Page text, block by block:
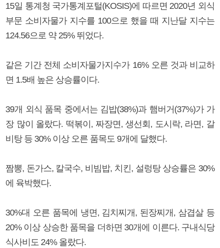
15일 통계청 국가통계포털(KOSIS)에 따르면 2020년 외식
부문 소비자물가 지수를 100으로 했을 때 지난달 지수는
124.56으로 약 25% 뛰었다.
같은 기간 전체 소비자물가지수가 16% 오른 것과 비교하
면 1.5배 높은 상승률이다.
39개 외식 품목 중에서는 김밥(38%)과 햄버거(37%)가 가
장 많이 올랐다. 떡볶이, 짜장면, 생선회, 도시락, 라면, 갈
비탕 등 30% 이상 오른 품목도 9개에 달했다.
짬뽕, 돈가스, 칼국수, 비빔밥, 치킨, 설렁탕 상승률은 30%
에 육박했다.
30%대 오른 품목에 냉면, 김치찌개, 된장찌개, 삼겹살 등
20% 이상 상승한 품목을 더하면 30개에 이른다. 구내식당
식사비도 24% 올랐다.